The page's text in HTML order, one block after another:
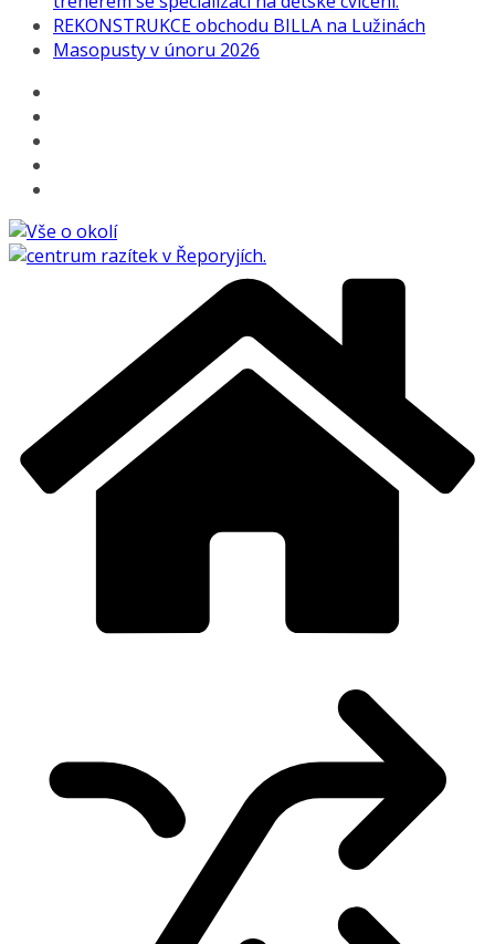
REKONSTRUKCE obchodu BILLA na Lužinách
Masopusty v únoru 2026